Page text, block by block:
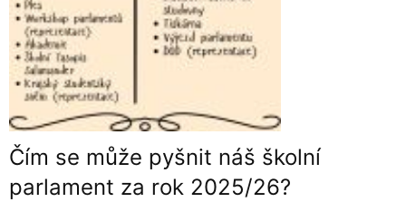
Čím se může pyšnit náš školní
parlament za rok 2025/26?